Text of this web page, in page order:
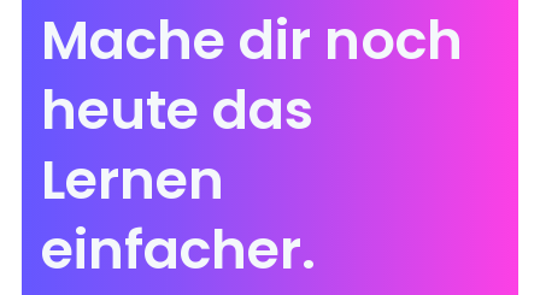
Mache dir noch
heute das
Lernen
einfacher.